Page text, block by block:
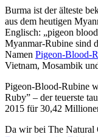
Burma ist der älteste
aus dem heutigen
Englisch: „pigeon
Myanmar-Rubine sind
Namen Pigeon-Blood-
Vietnam, Mosambik
Pigeon-Blood-Rubine
Ruby” – der teuerste
2015 für 30,42
Da wir bei The Natural